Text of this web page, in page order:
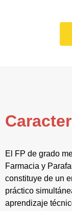
El FP de grado
Farmacia y
constituye de un
práctico
aprendizaje